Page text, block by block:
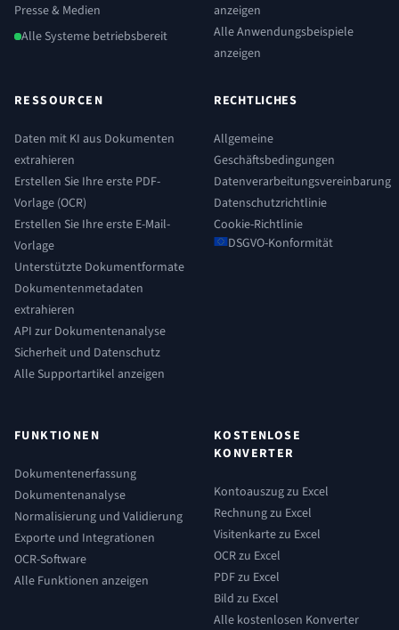
Presse & Medien
Alle Systeme betriebsbereit
anzeigen
Alle Anwendungsbeispiele
anzeigen
RESSOURCEN
Daten mit KI aus Dokumenten
extrahieren
Erstellen Sie Ihre erste PDF-
Vorlage (OCR)
Erstellen Sie Ihre erste E-Mail-
Vorlage
Unterstützte Dokumentformate
Dokumentenmetadaten
extrahieren
API zur Dokumentenanalyse
Sicherheit und Datenschutz
Alle Supportartikel anzeigen
RECHTLICHES
Allgemeine
Geschäftsbedingungen
Datenverarbeitungsvereinbarung
Datenschutzrichtlinie
Cookie-Richtlinie
DSGVO-Konformität
FUNKTIONEN
Dokumentenerfassung
Dokumentenanalyse
Normalisierung und Validierung
Exporte und Integrationen
OCR-Software
Alle Funktionen anzeigen
KOSTENLOSE
KONVERTER
Kontoauszug zu Excel
Rechnung zu Excel
Visitenkarte zu Excel
OCR zu Excel
PDF zu Excel
Bild zu Excel
Alle kostenlosen Konverter